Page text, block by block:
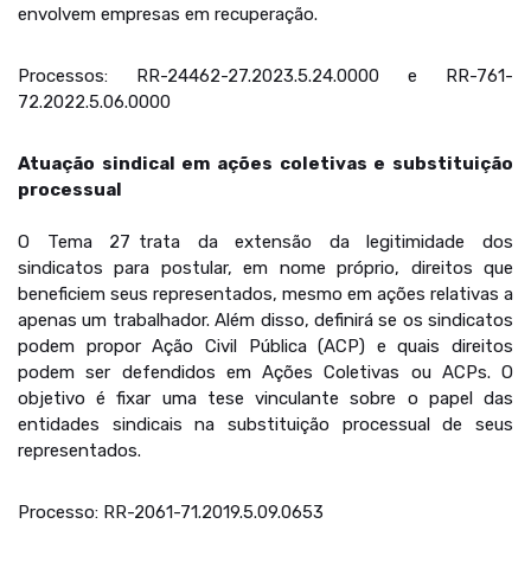
envolvem empresas em recuperação.
Processos: RR-24462-27.2023.5.24.0000 e RR-761-
72.2022.5.06.0000
Atuação sindical em ações coletivas e substituição
processual
O Tema 27 trata da extensão da legitimidade dos
sindicatos para postular, em nome próprio, direitos que
beneficiem seus representados, mesmo em ações relativas a
apenas um trabalhador. Além disso, definirá se os sindicatos
podem propor Ação Civil Pública (ACP) e quais direitos
podem ser defendidos em Ações Coletivas ou ACPs. O
objetivo é fixar uma tese vinculante sobre o papel das
entidades sindicais na substituição processual de seus
representados.
Processo: RR-2061-71.2019.5.09.0653